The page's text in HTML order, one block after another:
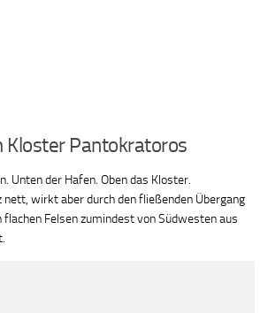
Kloster Pantokratoros
Unten der Hafen. Oben das Kloster.
wirkt aber durch den fließenden Übergang
flachen Felsen zumindest von Südwesten aus